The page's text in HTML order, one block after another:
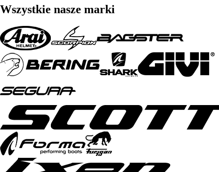
Wszystkie nasze marki